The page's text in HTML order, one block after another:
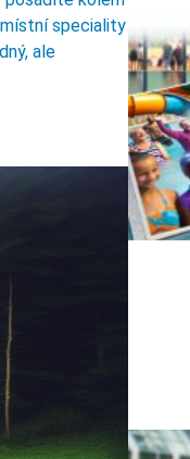
speciality
ale